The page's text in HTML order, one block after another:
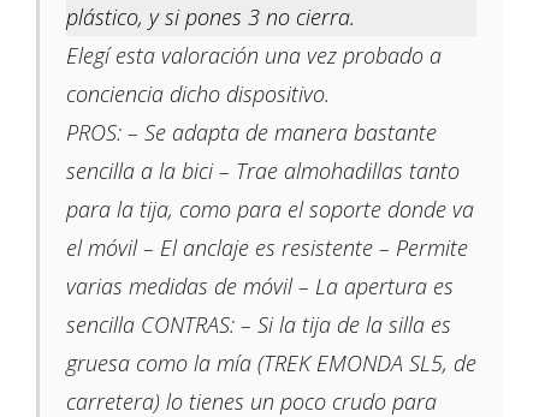
plástico, y si pones 3 no cierra.
Elegí esta valoración una vez probado a
conciencia dicho dispositivo.
PROS: – Se adapta de manera bastante
sencilla a la bici – Trae almohadillas tanto
para la tija, como para el soporte donde va
el móvil – El anclaje es resistente – Permite
varias medidas de móvil – La apertura es
sencilla CONTRAS: – Si la tija de la silla es
gruesa como la mía (TREK EMONDA SL5, de
carretera) lo tienes un poco crudo para